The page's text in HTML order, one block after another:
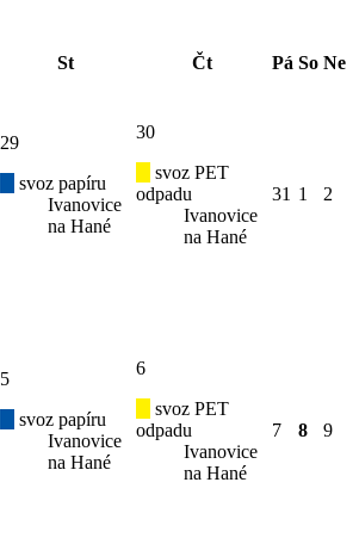
St Čt Pá So Ne
29
svoz papíru
Ivanovice
na Hané
30
svoz PET
odpadu
Ivanovice
na Hané
31 1 2
5
svoz papíru
Ivanovice
na Hané
6
svoz PET
odpadu
Ivanovice
na Hané
7 8 9